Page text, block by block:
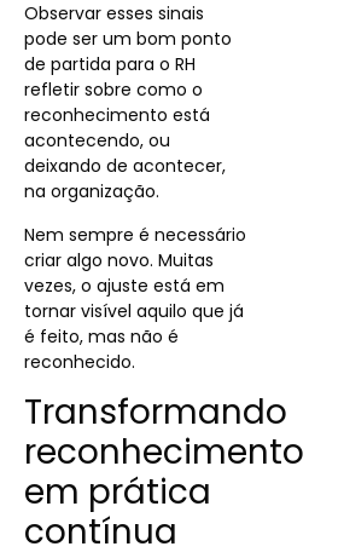
Observar esses sinais
pode ser um bom ponto
de partida para o RH
refletir sobre como o
reconhecimento está
acontecendo, ou
deixando de acontecer,
na organização.
Nem sempre é necessário
criar algo novo. Muitas
vezes, o ajuste está em
tornar visível aquilo que já
é feito, mas não é
reconhecido.
Transformando
reconhecimento
em prática
contínua